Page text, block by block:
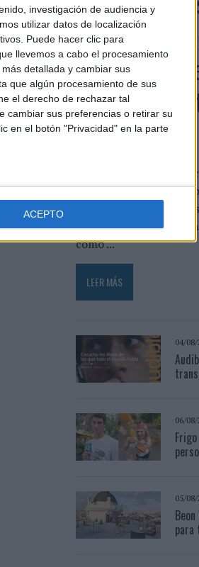
investigación de audiencia y
utilizar datos de localización
Puede hacer clic para
llevemos a cabo el procesamiento
detallada y cambiar sus
que algún procesamiento de sus
el derecho de rechazar tal
cambiar sus preferencias o retirar su
en el botón "Privacidad" en la parte
ACEPTO
el consumo
verano y
como
utilizado
Las vacaciones no
sino que transforman
La televisión
periodo estival,
como ...
LEER MÁS
04/
06/
05/
para